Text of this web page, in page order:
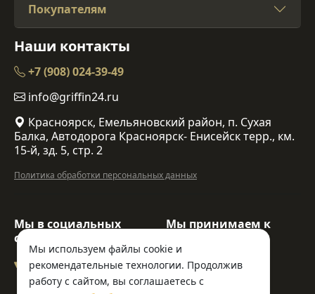
Мы используем файлы cookie и
рекомендательные технологии. Продолжив
работу с сайтом, вы соглашаетесь с
Покупателям
Наши контакты
+7 (908) 024-39-49
info@griffin24.ru
Красноярск, Емельяновский район, п. Сухая
Балка, Автодорога Красноярск- Енисейск терр., км.
15-й, зд. 5, стр. 2
Политика обработки персональных данных
Мы в социальных
сетях:
Мы принимаем к